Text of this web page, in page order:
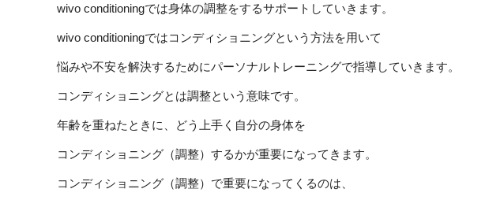
wivo conditioningでは身体の調整をするサポートしていきます。
wivo conditioningではコンディショニングという方法を用いて
悩みや不安を解決するためにパーソナルトレーニングで指導していきます。
コンディショニングとは調整という意味です。
年齢を重ねたときに、どう上手く自分の身体を
コンディショニング（調整）するかが重要になってきます。
コンディショニング（調整）で重要になってくるのは、